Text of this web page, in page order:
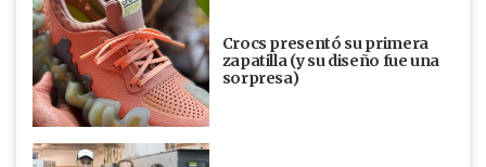
Crocs presentó su primera
zapatilla (y su diseño fue una
sorpresa)